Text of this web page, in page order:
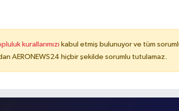
kurallarımızı kabul etmiş bulunuyor ve tüm
AERONEWS24 hiçbir şekilde sorumlu tutulamaz.